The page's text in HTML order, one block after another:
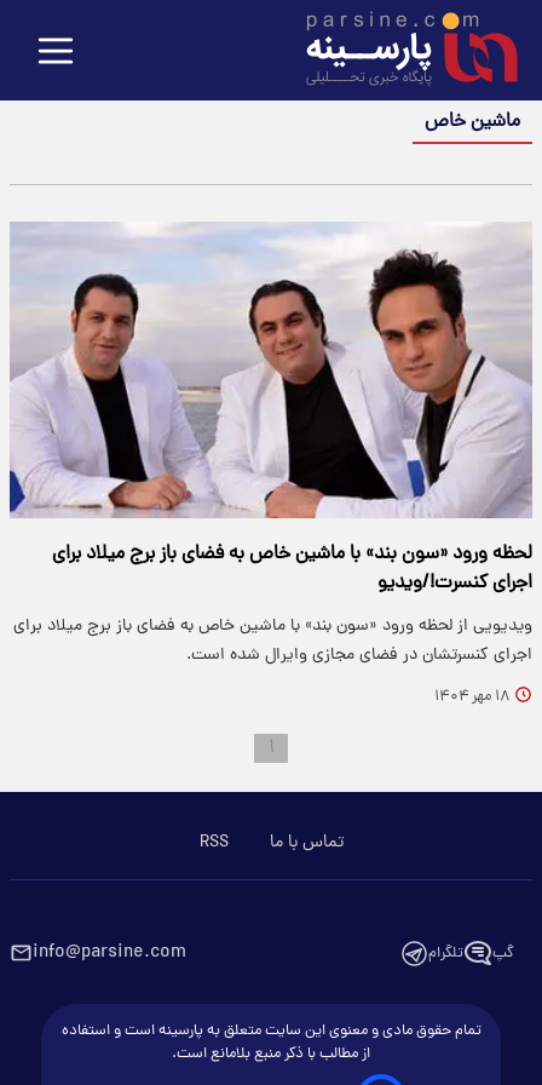
ماشین خاص
لحظه ورود «سون بند» با ماشین خاص به فضای باز برج میلاد برای
اجرای کنسرت!⁩/ویدیو
ویدیویی از لحظه ورود «سون بند» با ماشین خاص به فضای باز برج میلاد برای
اجرای کنسرتشان در فضای مجازی وایرال شده است.
۱۸ مهر ۱۴۰۴
۱
تماس با ما RSS
گپ تلگرام info@parsine.com
تمام حقوق مادی و معنوی این سایت متعلق به پارسینه است و استفاده
از مطالب با ذکر منبع بلامانع است.